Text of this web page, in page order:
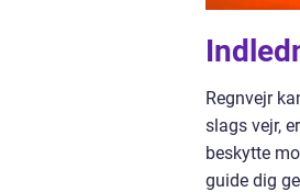
Regnvejr
slags vejr,
beskytte
guide dig